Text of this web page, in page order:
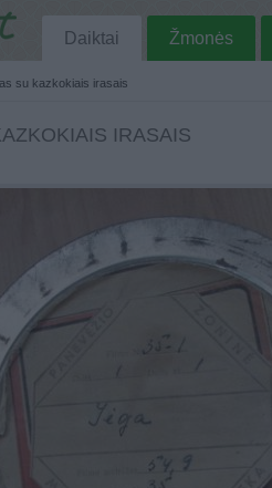
Daiktai Žmonės
su kazkokiais irasais
IRASAIS